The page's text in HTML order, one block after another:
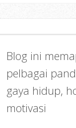
Blog ini
pelbagai
gaya hidup,
motivasi